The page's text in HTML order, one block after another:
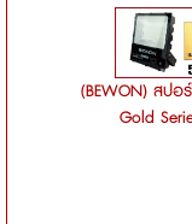
(BEWON) สปอร์
Gold